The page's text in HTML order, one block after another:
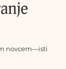
novcem—isti